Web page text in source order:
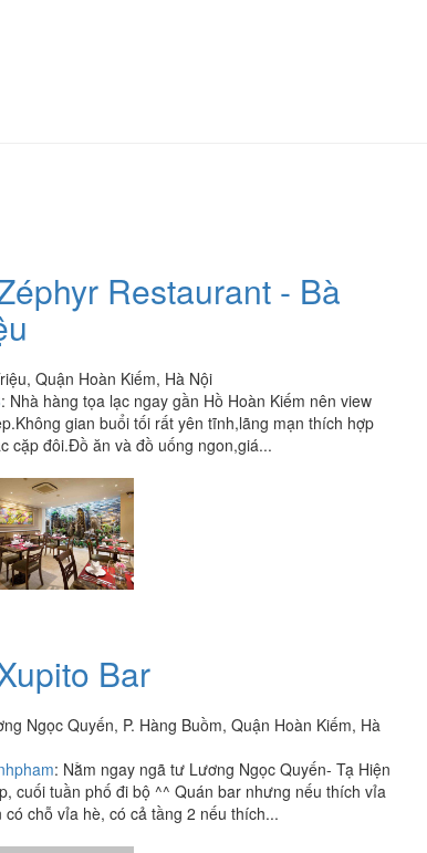
Restaurant - Bà
Quận Hoàn Kiếm, Hà Nội
: Nhà hàng tọa lạc ngay gần Hồ Hoàn Kiếm nên view
gian buổi tối rất yên tĩnh,lãng mạn thích hợp
cặp đôi.Đồ ăn và đồ uống ngon,giá...
Bar
Ngọc Quyến, P. Hàng Buồm, Quận Hoàn Kiếm, Hà
: Nằm ngay ngã tư Lương Ngọc Quyến- Tạ Hiện
cuối tuần phố đi bộ ^^ Quán bar nhưng nếu thích vỉa
có chỗ vỉa hè, có cả tầng 2 nếu thích...